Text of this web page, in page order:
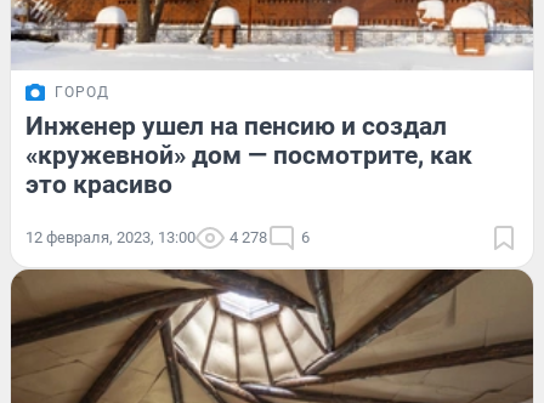
ГОРОД
Инженер ушел на пенсию и создал
«кружевной» дом — посмотрите, как
это красиво
12 февраля, 2023, 13:00 4 278 6